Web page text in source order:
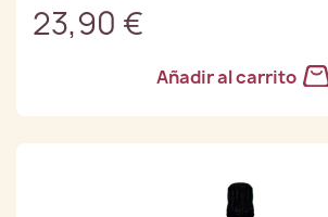
23,90 €
Añadir al carrito